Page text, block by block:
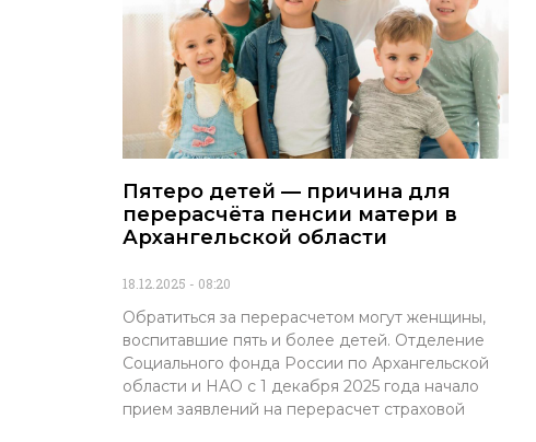
Пятеро детей — причина для
перерасчёта пенсии матери в
Архангельской области
18.12.2025 08:20
Обратиться за перерасчетом могут женщины,
воспитавшие пять и более детей. Отделение
Социального фонда России по Архангельской
области и НАО с 1 декабря 2025 года начало
прием заявлений на перерасчет страховой